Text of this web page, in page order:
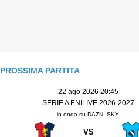
PROSSIMA PARTITA
22 ago 2026 20:45
SERIE A ENILIVE 2026-2027
in onda su DAZN, SKY
VS